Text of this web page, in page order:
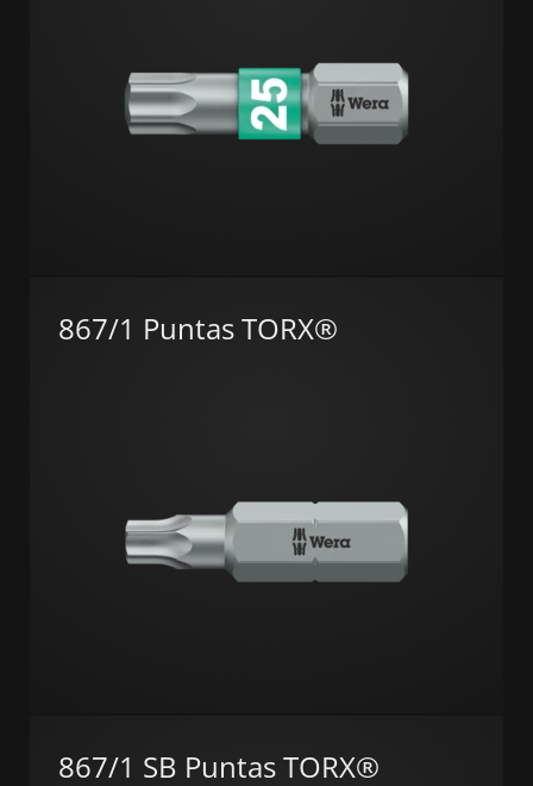
867/1 Puntas TORX®
867/1 SB Puntas TORX®